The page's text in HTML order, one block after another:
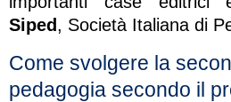
Siped, Società Italiana di
Come svolgere la
pedagogia secondo il